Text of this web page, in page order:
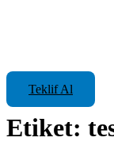
Teklif Al
Etiket: